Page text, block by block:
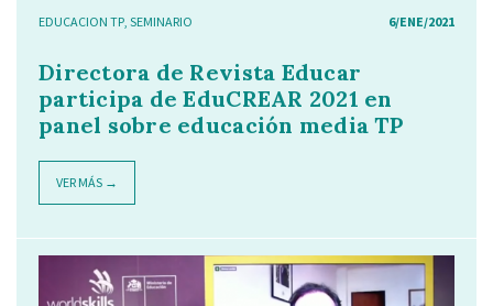
EDUCACION TP, SEMINARIO 6/ENE/2021
Directora de Revista Educar
participa de EduCREAR 2021 en
panel sobre educación media TP
VER MÁS →